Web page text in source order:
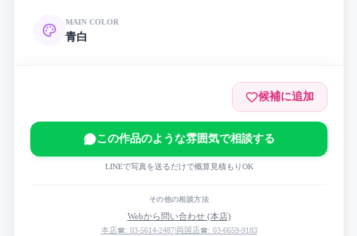
MAIN COLOR
青白
候補に追加
この作品のような雰囲気で相談する
LINEで写真を送るだけで概算見積もりOK
その他の相談方法
Webから問い合わせ (本店)
本店☎: 03-5614-2487|両国店☎: 03-6659-9183